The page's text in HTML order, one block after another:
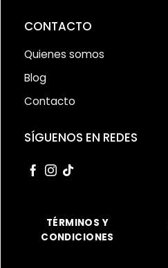
CONTACTO
Quienes somos
Blog
Contacto
SÍGUENOS EN REDES
TÉRMINOS Y
CONDICIONES